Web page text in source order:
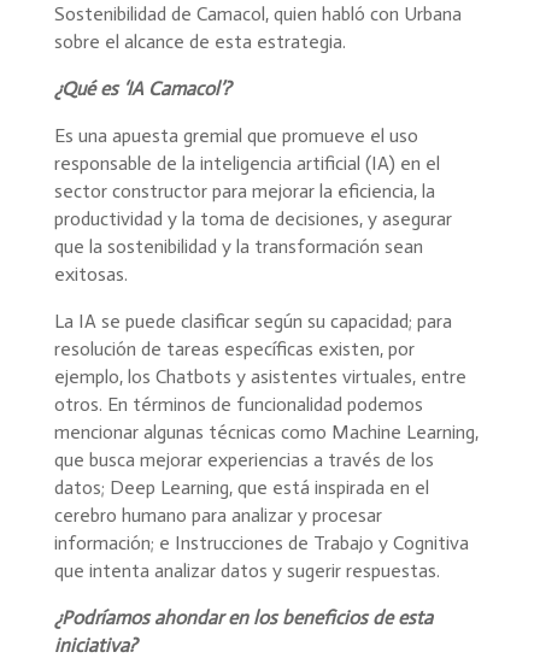
Sostenibilidad de Camacol, quien habló con Urbana
sobre el alcance de esta estrategia.
¿Qué es ‘IA Camacol’?
Es una apuesta gremial que promueve el uso
responsable de la inteligencia artificial (IA) en el
sector constructor para mejorar la eficiencia, la
productividad y la toma de decisiones, y asegurar
que la sostenibilidad y la transformación sean
exitosas.
La IA se puede clasificar según su capacidad; para
resolución de tareas específicas existen, por
ejemplo, los Chatbots y asistentes virtuales, entre
otros. En términos de funcionalidad podemos
mencionar algunas técnicas como Machine Learning,
que busca mejorar experiencias a través de los
datos; Deep Learning, que está inspirada en el
cerebro humano para analizar y procesar
información; e Instrucciones de Trabajo y Cognitiva
que intenta analizar datos y sugerir respuestas.
¿Podríamos ahondar en los beneficios de esta
iniciativa?